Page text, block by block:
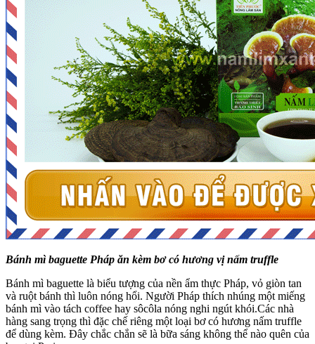
Bánh mì baguette Pháp ăn kèm bơ có hương vị nấm truffle
Bánh mì baguette là biểu tượng của nền ẩm thực Pháp, vỏ giòn tan
và ruột bánh thì luôn nóng hổi. Người Pháp thích nhúng một miếng
bánh mì vào tách coffee hay sôcôla nóng nghi ngút khói.Các nhà
hàng sang trọng thì đặc chế riêng một loại bơ có hương nấm truffle
để dùng kèm. Đây chắc chắn sẽ là bữa sáng không thể nào quên của